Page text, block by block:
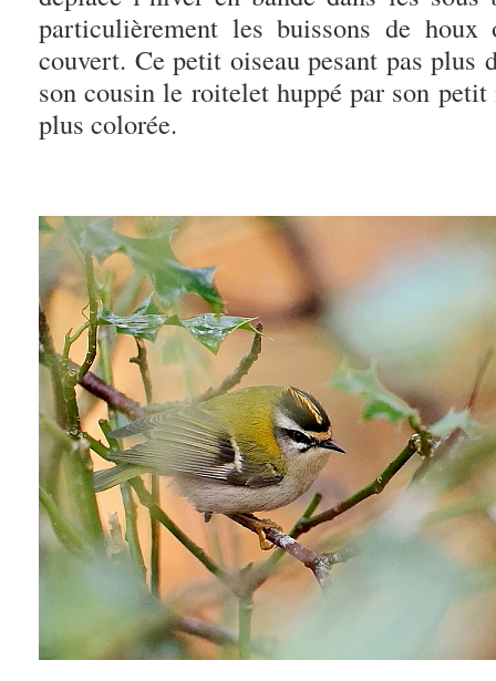
particulièrement les buissons de
couvert. Ce petit oiseau pesant pas plus
son cousin le roitelethuppé par son petit
plus colorée.